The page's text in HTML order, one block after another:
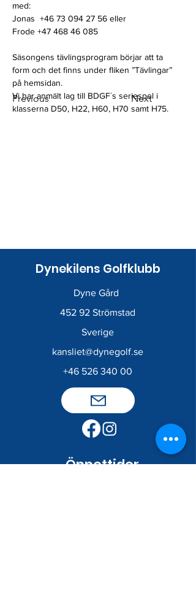
Previous Next
med:
Jonas  +46 73 094 27 56 eller
Frode +47 468 46 085
Säsongens tävlingsprogram börjar att ta
form och det finns under fliken ”Tävlingar”
på hemsidan.
Vi har anmält lag till BDGF´s seriespel i
klasserna D50, H22, H60, H70 samt H75.
Dynekilens Golfklubb
Dyne Gård
452 92 Strömstad
Sverige
kansliet@dynegolf.se
+46 526 340 00
​
Öppettider